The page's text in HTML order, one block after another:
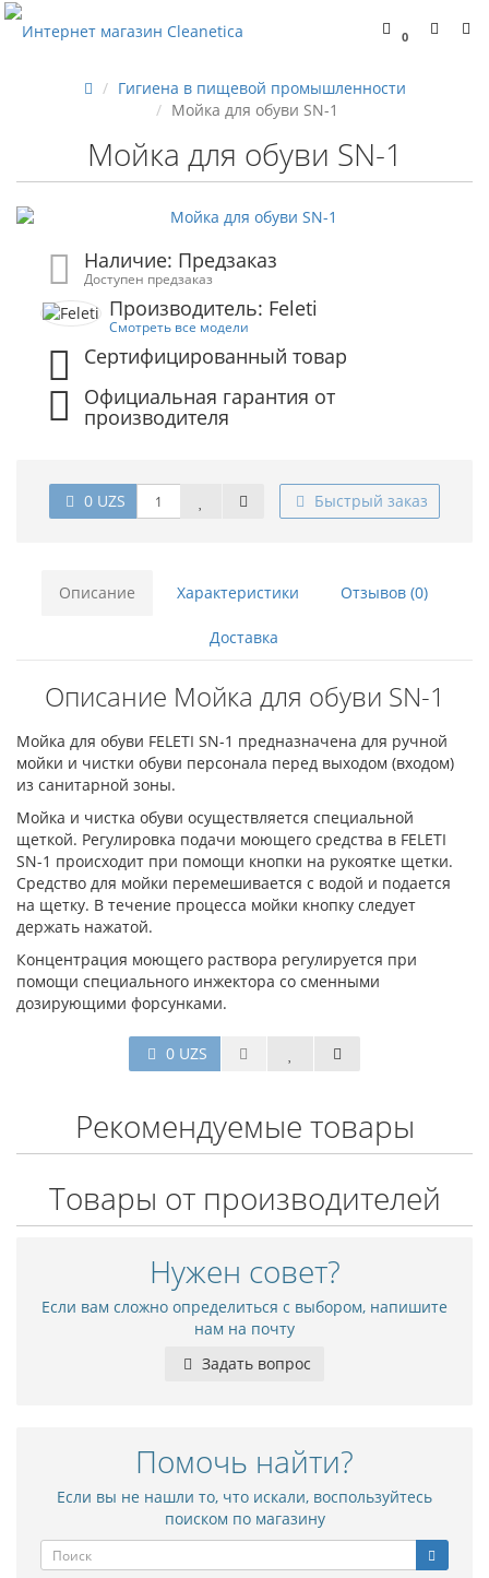
0
Гигиена в пищевой промышленности
Мойка для обуви SN-1
Мойка для обуви SN-1
Наличие: Предзаказ
Доступен предзаказ
Производитель: Feleti
Смотреть все модели
Сертифицированный товар
Официальная гарантия от
производителя
0 UZS Быстрый заказ
Описание Характеристики Отзывов (0)
Доставка
Описание Мойка для обуви SN-1
Мойка для обуви FELETI SN-1 предназначена для ручной
мойки и чистки обуви персонала перед выходом (входом)
из санитарной зоны.
Мойка и чистка обуви осуществляется специальной
щеткой. Регулировка подачи моющего средства в FELETI
SN-1 происходит при помощи кнопки на рукоятке щетки.
Средство для мойки перемешивается с водой и подается
на щетку. В течение процесса мойки кнопку следует
держать нажатой.
Концентрация моющего раствора регулируется при
помощи специального инжектора со сменными
дозирующими форсунками.
0 UZS
Рекомендуемые товары
Товары от производителей
Нужен совет?
Если вам сложно определиться с выбором, напишите
нам на почту
Задать вопрос
Помочь найти?
Если вы не нашли то, что искали, воспользуйтесь
поиском по магазину